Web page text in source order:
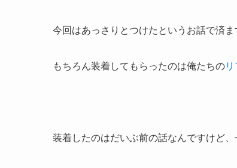
今回はあっさりとつけたというお話で済
もちろん装着してもらったのは俺たちの
装着したのはだいぶ前の話なんですけど、